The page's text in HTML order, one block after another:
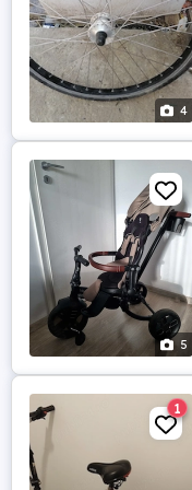
4
5
1